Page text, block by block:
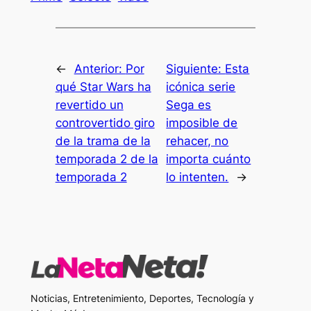
← Anterior: Por
qué Star Wars ha
revertido un
controvertido giro
de la trama de la
temporada 2 de la
temporada 2
Siguiente: Esta
icónica serie
Sega es
imposible de
rehacer, no
importa cuánto
lo intenten.
→
Noticias, Entretenimiento, Deportes, Tecnología y